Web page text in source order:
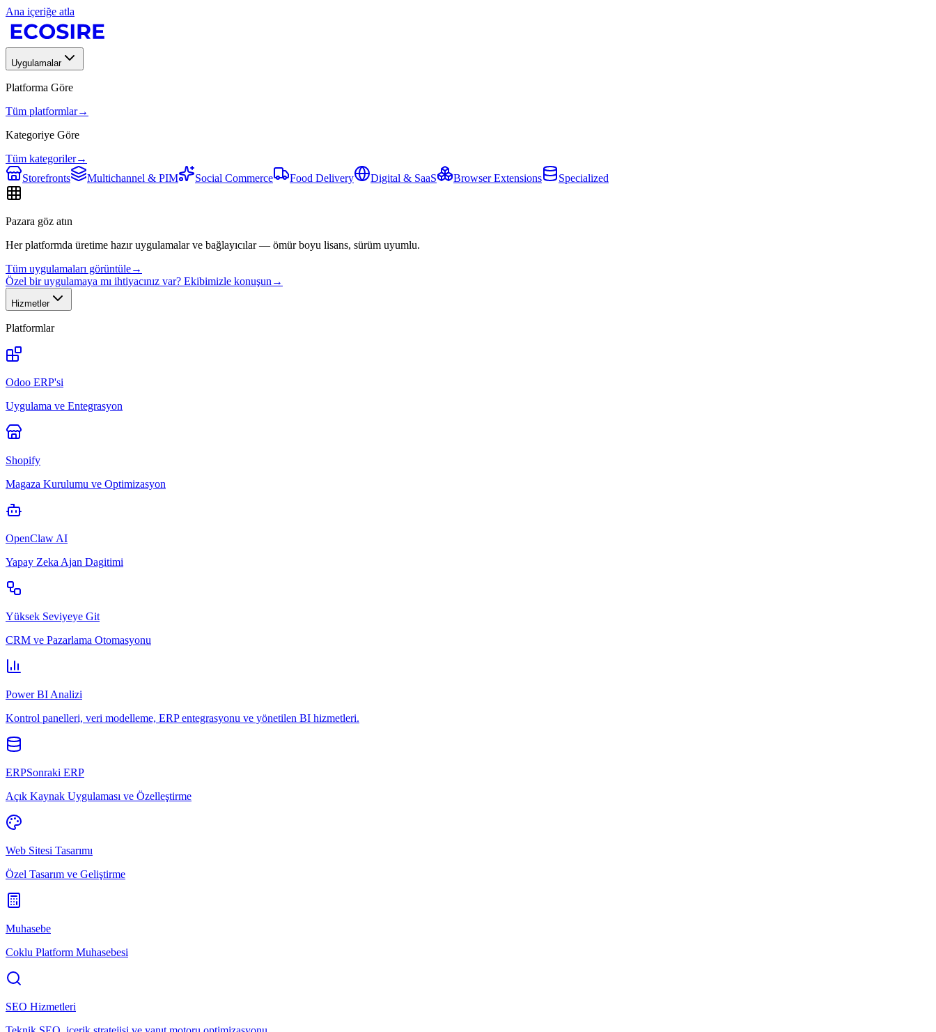
Ana içeriğe atla
Uygulamalar
Platforma Göre
Tüm platformlar→
Kategoriye Göre
Tüm kategoriler→
Storefronts
Multichannel & PIM Social Commerce Food Delivery Digital & SaaS Browser Extensions Specialized
Pazara göz atın
Her platformda üretime hazır uygulamalar ve bağlayıcılar — ömür boyu lisans, sürüm uyumlu.
Tüm uygulamaları görüntüle→
Özel bir uygulamaya mı ihtiyacınız var? Ekibimizle konuşun →
Hizmetler
Platformlar
Odoo ERP'si
Uygulama ve Entegrasyon
Shopify
Magaza Kurulumu ve Optimizasyon
OpenClaw AI
Yapay Zeka Ajan Dagitimi
Yüksek Seviyeye Git
CRM ve Pazarlama Otomasyonu
Power BI Analizi
Kontrol panelleri, veri modelleme, ERP entegrasyonu ve yönetilen BI hizmetleri.
ERPSonraki ERP
Açık Kaynak Uygulaması ve Özelleştirme
Web Sitesi Tasarımı
Özel Tasarım ve Geliştirme
Muhasebe
Coklu Platform Muhasebesi
SEO Hizmetleri